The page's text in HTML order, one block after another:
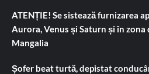
ATENȚIE! Se sistează furnizarea
Aurora, Venus și Saturn și în
Mangalia
Șofer beat turtă, depistat